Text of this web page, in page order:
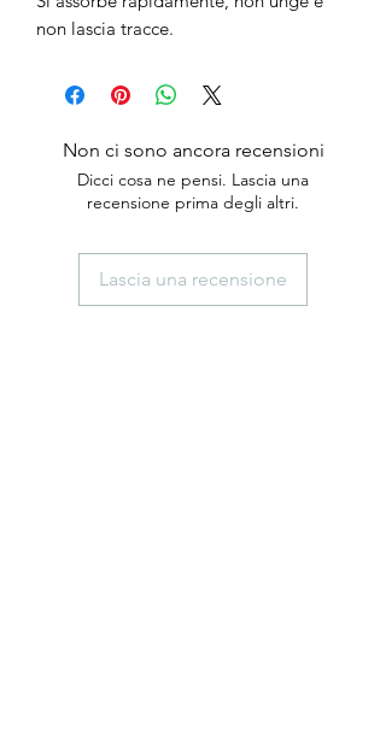
non lascia tracce.
Non ci sono ancora recensioni
Dicci cosa ne pensi. Lascia una
recensione prima degli altri.
Lascia una recensione